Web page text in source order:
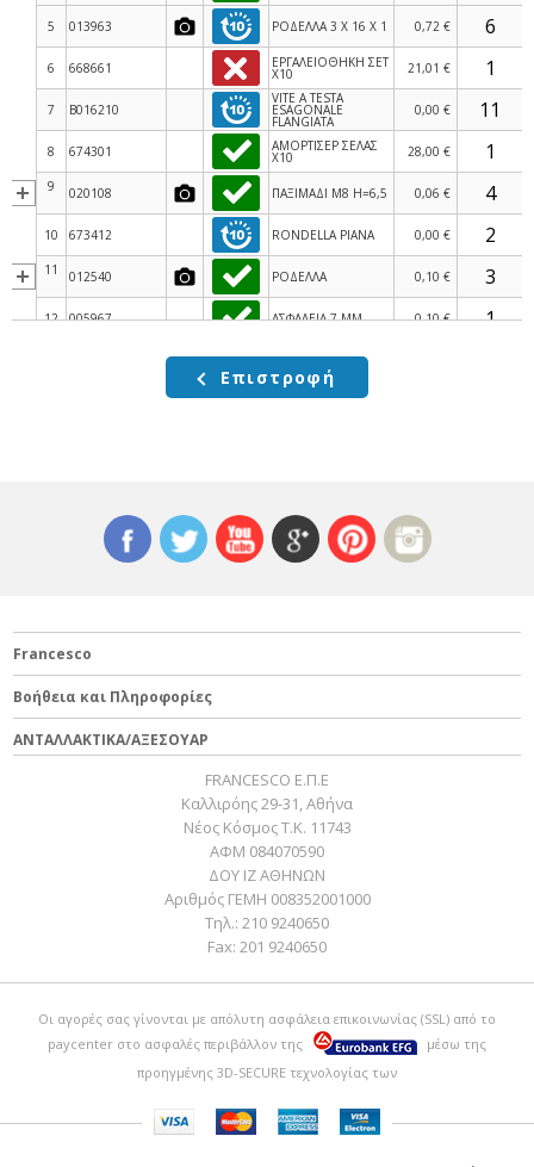
5 013963 ΡΟΔΕΛΛΑ 3 X 16 X 1 0,72 €
6 668661 ΕΡΓΑΛΕΙΟΘΗΚΗ ΣΕΤ
Χ10 21,01 €
7 B016210
VITE A TESTA
ESAGONALE
FLANGIATA
0,00 €
8 674301 ΑΜΟΡΤΙΣΕΡ ΣΕΛΑΣ
Χ10 28,00 €
9 020108 ΠΑΞΙΜΑΔΙ M8 H=6,5 0,06 €
10 673412 RONDELLA PIANA 0,00 €
11 012540 ΡΟΔΕΛΛΑ 0,10 €
12 005967 ΑΣΦΑΛΕΙΑ 7 MM 0,10 €
ΒΑΣΗ ΑΜΟΡΤΙΣΕΡ
ΣΕΛΑΣ Χ10
ΒΙΔΑ M6x20
013877 WASHER 0,00 €
Επιστροφή
Francesco
Βοήθεια και Πληροφορίες
ΑΝΤΑΛΛΑΚΤΙΚΑ/ΑΞΕΣΟΥΑΡ
FRANCESCO Ε.Π.Ε
Καλλιρόης 29-31, Αθήνα
Νέος Κόσμος Τ.Κ. 11743
ΑΦΜ 084070590
ΔΟΥ ΙΖ ΑΘΗΝΩΝ
Αριθμός ΓΕΜΗ 008352001000
Τηλ.: 210 9240650
Fax: 201 9240650
Οι αγορές σας γίνονται με απόλυτη ασφάλεια επικοινωνίας (SSL) από το
paycenter στο ασφαλές περιβάλλον της
μέσω της
προηγμένης 3D-SECURE τεχνολογίας των